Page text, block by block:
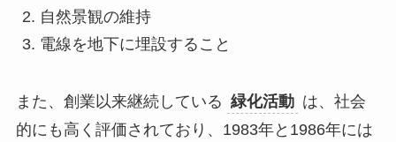
自然景観の維持
電線を地下に埋設すること
また、創業以来継続している 緑化活動 は、社会
的にも高く評価されており、1983年と1986年には